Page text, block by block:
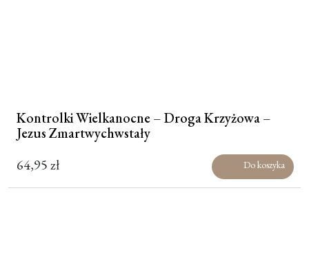
Kontrolki Wielkanocne – Droga Krzyżowa –
Jezus Zmartwychwstały
64,95zł Do koszyka